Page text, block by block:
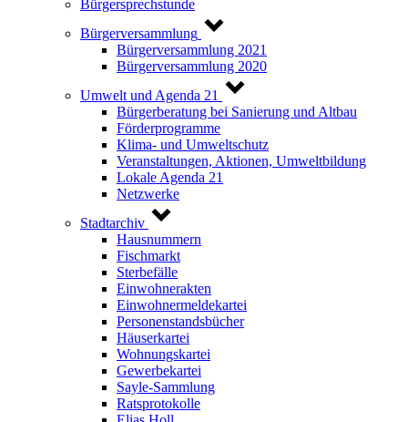
Bürgersprechstunde
Bürgerversammlung
Bürgerversammlung 2021
Bürgerversammlung 2020
Umwelt und Agenda 21
Bürgerberatung bei Sanierung und Altbau
Förderprogramme
Klima- und Umweltschutz
Veranstaltungen, Aktionen, Umweltbildung
Lokale Agenda 21
Netzwerke
Stadtarchiv
Hausnummern
Fischmarkt
Sterbefälle
Einwohnerakten
Einwohnermeldekartei
Personenstandsbücher
Häuserkartei
Wohnungskartei
Gewerbekartei
Sayle-Sammlung
Ratsprotokolle